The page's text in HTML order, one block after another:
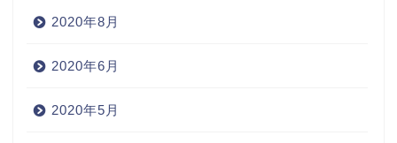
2020年8月
2020年6月
2020年5月